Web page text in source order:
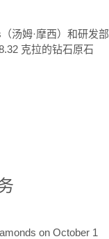
汤姆·摩西）和研发部
克拉的钻石原石
on October 1